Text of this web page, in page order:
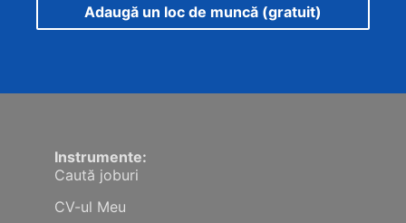
Adaugă un loc de muncă (gratuit)
Instrumente:
Caută joburi
CV-ul Meu